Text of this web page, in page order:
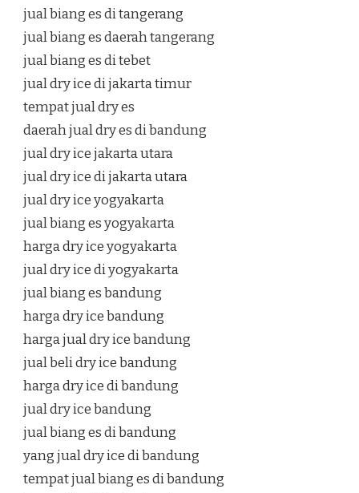
jual biang es di tangerang
jual biang es daerah tangerang
jual biang es di tebet
jual dry ice di jakarta timur
tempat jual dry es
daerah jual dry es di bandung
jual dry ice jakarta utara
jual dry ice di jakarta utara
jual dry ice yogyakarta
jual biang es yogyakarta
harga dry ice yogyakarta
jual dry ice di yogyakarta
jual biang es bandung
harga dry ice bandung
harga jual dry ice bandung
jual beli dry ice bandung
harga dry ice di bandung
jual dry ice bandung
jual biang es di bandung
yang jual dry ice di bandung
tempat jual biang es di bandung